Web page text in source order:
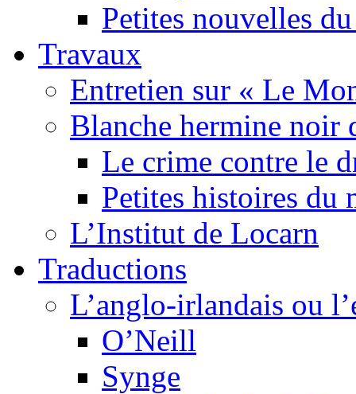
Petites nouvelles
Travaux
Entretien sur « Le
Blanche hermine noir
Le crime contre le
Petites histoires du
L’Institut de Locarn
Traductions
L’anglo-irlandais ou
O’Neill
Synge